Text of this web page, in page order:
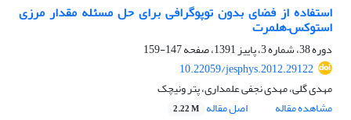
استفاده از فضای بدون توپوگرافی برای حل مسئله مقدار مرزی
استوکس–هلمرت
دوره 38، شماره 3، پاییز 1391، صفحه
147-159
10.22059/jesphys.2012.29122
مهدی گلی، مهدی نجفی علمداری، پتر ونیچک
مشاهده مقاله
اصل مقاله 2.22 M